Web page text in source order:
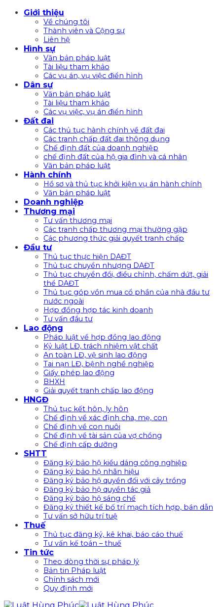
Giới thiệu
Về chúng tôi
Thành viên và Cộng sự
Liên hệ
Hình sự
Văn bản pháp luật
Tài liệu tham khảo
Các vụ án, vụ việc điển hình
Dân sự
Văn bản pháp luật
Tài liệu tham khảo
Các vụ việc, vụ án điển hình
Đất đai
Các thủ tục hành chính về đất đai
Các tranh chấp đất đai thông dụng
Chế định đất của doanh nghiệp
chế định đất của hộ gia đình và cá nhân
Văn bản pháp luật
Hành chính
Hồ sơ và thủ tục khởi kiện vụ án hành chính
Văn bản pháp luật
Doanh nghiệp
Thương mại
Tư vấn thương mại
Các tranh chấp thương mại thường gặp
Các phương thức giải quyết tranh chấp
Đầu tư
Thủ tục thực hiện DAĐT
Thủ tục chuyển nhượng DAĐT
Thủ tục chuyển đổi, điều chỉnh, chấm dứt, giải
thể DAĐT
Thủ tục góp vồn mua cổ phần của nhà đầu tư
nước ngoài
Hợp đồng hợp tác kinh doanh
Tư vấn đầu tư
Lao động
Pháp luật về hợp đồng lao động
Kỷ luật LĐ, trách nhiệm vật chất
An toàn LĐ, vệ sinh lao động
Tai nạn LĐ, bệnh nghề nghiệp
Giấy phép lao động
BHXH
Giải quyết tranh chấp lao động
HNGĐ
Thủ tục kết hôn, ly hôn
Chế định về xác định cha, mẹ, con
Chế định về con nuôi
Chế định về tài sản của vợ chồng
Chế định cấp dưỡng
SHTT
Đăng ký bảo hộ kiểu dáng công nghiệp
Đăng ký bảo hộ nhãn hiệu
Đăng ký bảo hộ quyền đối với cây trồng
Đăng ký bảo hộ quyền tác giả
Đăng ký bảo hộ sáng chế
Đăng ký thiết kế bố trí mạch tích hợp, bán dẫn
Tư vấn sở hữu trí tuệ
Thuế
Thủ tục đăng ký, kê khai, báo cáo thuế
Tư vấn kế toán – thuế
Tin tức
Theo dòng thời sự pháp lý
Bản tin Pháp luật
Chính sách mới
Quy định mới